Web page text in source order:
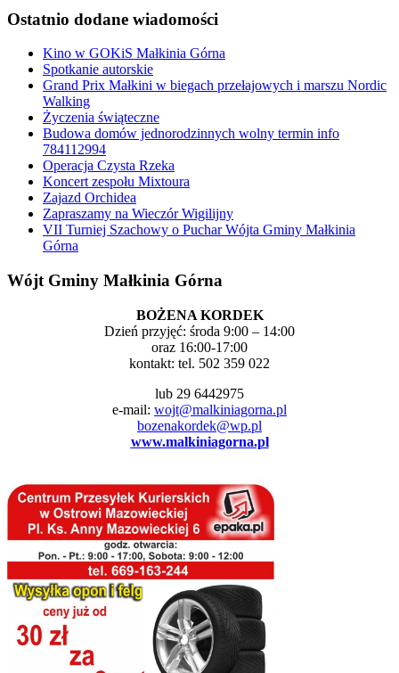
Ostatnio dodane wiadomości
Kino w GOKiS Małkinia Górna
Spotkanie autorskie
Grand Prix Małkini w biegach przełajowych i marszu Nordic
Walking
Życzenia świąteczne
Budowa domów jednorodzinnych wolny termin info
784112994
Operacja Czysta Rzeka
Koncert zespołu Mixtoura
Zajazd Orchidea
Zapraszamy na Wieczór Wigilijny
VII Turniej Szachowy o Puchar Wójta Gminy Małkinia
Górna
Wójt Gminy Małkinia Górna
BOŻENA KORDEK
Dzień przyjęć: środa 9:00 – 14:00
oraz 16:00-17:00
kontakt: tel. 502 359 022
lub 29 6442975
e-mail: wojt@malkiniagorna.pl
bozenakordek@wp.pl
www.malkiniagorna.pl